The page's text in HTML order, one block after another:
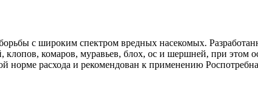
с широким спектром вредных насекомых.
комаров, муравьев, блох, ос и шершней, при этом
расхода и рекомендован к применению